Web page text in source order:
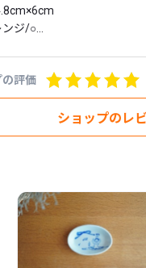
ンジ/○
為、
ありますのでご了承下さい
ッピングについて
の評価
ショップのレ